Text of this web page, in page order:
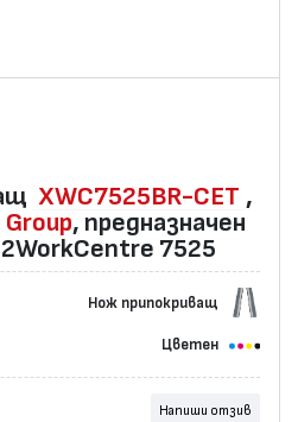
XWC7525BR-CET ,
Group, предназначен
7525
Нож припокриващ
Цветен
Напиши отзив